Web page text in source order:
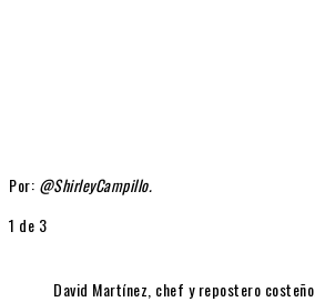
Por: @ShirleyCampillo.
1 de 3
David Martínez, chef y repostero costeño.